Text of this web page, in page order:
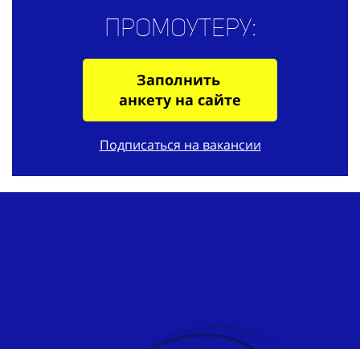
Промоутеру:
Заполнить
анкету на сайте
Подписаться на вакансии